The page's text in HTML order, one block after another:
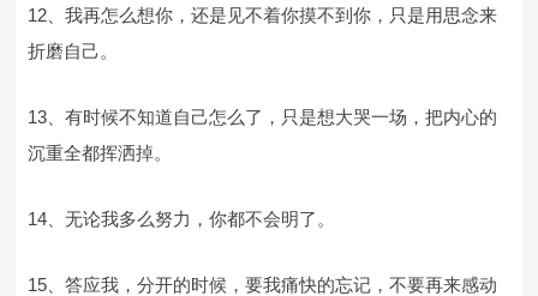
12、我再怎么想你，还是见不着你摸不到你，只是用思念来
折磨自己。
13、有时候不知道自己怎么了，只是想大哭一场，把内心的
沉重全都挥洒掉。
14、无论我多么努力，你都不会明了。
15、答应我，分开的时候，要我痛快的忘记，不要再来感动